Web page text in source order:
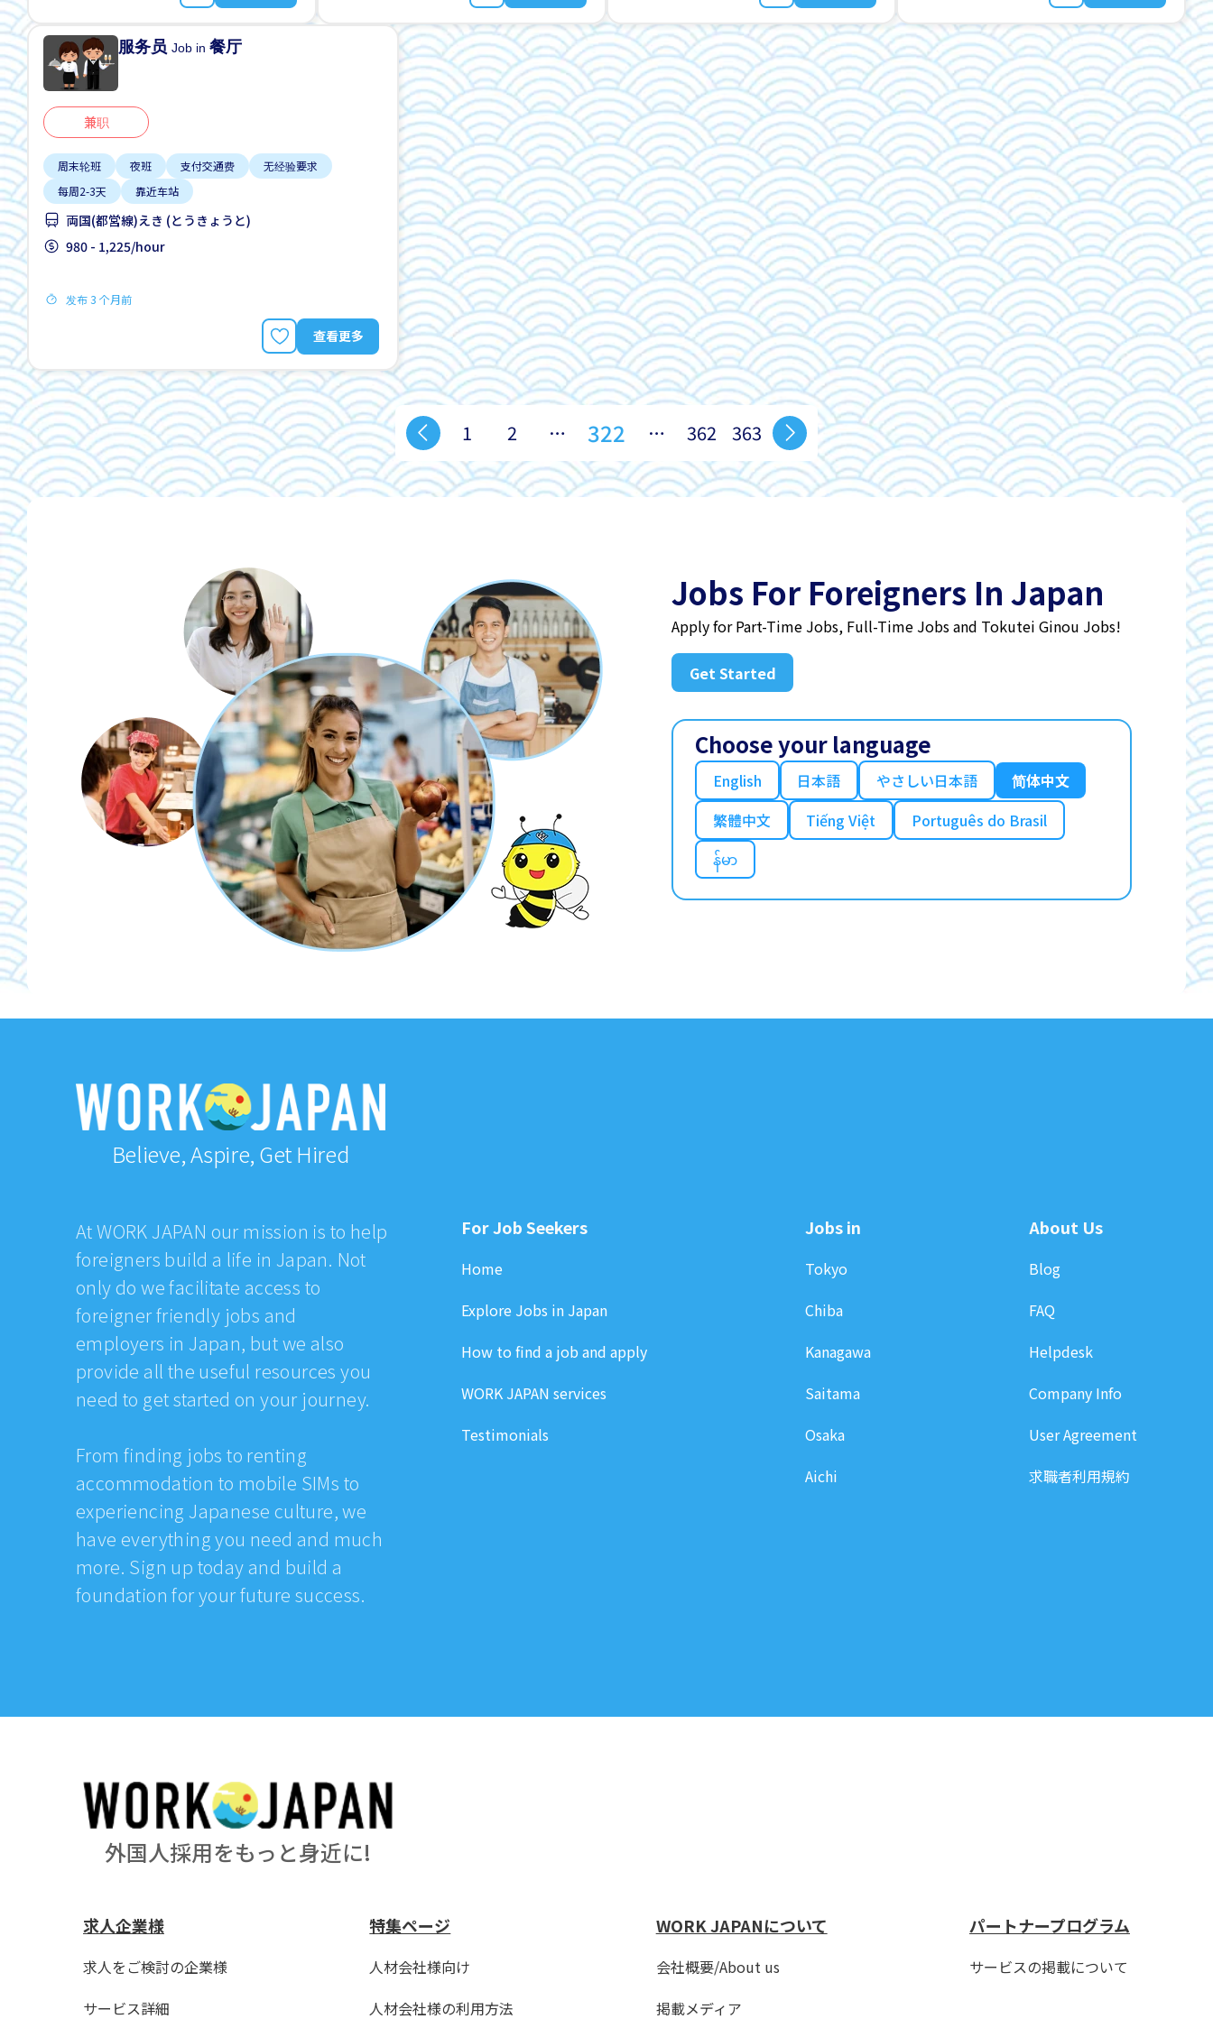
服务员Job in餐厅
兼职
周末轮班 夜班 支付交通费
无经验要求
每周2-3天
靠近车站
両国(都営線)えき (とうきょうと)
980 - 1,225/hour
发布 3 个月前
查看更多
1 2 … 322 … 362 363
Jobs For Foreigners In Japan
Apply for Part-Time Jobs, Full-Time Jobs and Tokutei Ginou Jobs!
Get Started
Choose your language
English 日本語 やさしい日本語
简体中文
繁體中文
Tiếng Việt
Português do Brasil
န်မာ
Believe, Aspire, Get Hired
At WORK JAPAN our mission is to help
foreigners build a life in Japan. Not
only do we facilitate access to
foreigner friendly jobs and
employers in Japan, but we also
provide all the useful resources you
need to get started on your journey.
From finding jobs to renting
accommodation to mobile SIMs to
experiencing Japanese culture, we
have everything you need and much
more. Sign up today and build a
foundation for your future success.
For Job Seekers
Home
Explore Jobs in Japan
How to find a job and apply
WORK JAPAN services
Testimonials
Jobs in
Tokyo
Chiba
Kanagawa
Saitama
Osaka
Aichi
About Us
Blog
FAQ
Helpdesk
Company Info
User Agreement
求職者利用規約
外国人採用をもっと身近に!
求人企業様
求人をご検討の企業様
サービス詳細
特集ページ
人材会社様向け
人材会社様の利用方法
WORK JAPANについて
会社概要/About us
掲載メディア
パートナープログラム
サービスの掲載について